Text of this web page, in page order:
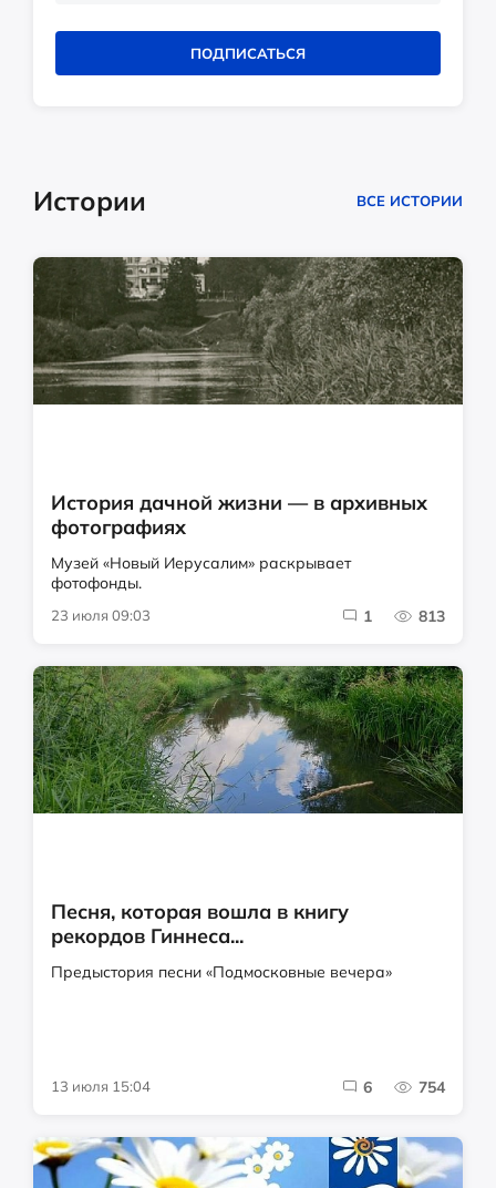
ПОДПИСАТЬСЯ
Истории ВСЕ ИСТОРИИ
История дачной жизни — в архивных
фотографиях
Музей «Новый Иерусалим» раскрывает
фотофонды.
23 июля 09:03 1 813
Песня, которая вошла в книгу
рекордов Гиннеса...
Предыстория песни «Подмосковные вечера»
13 июля 15:04 6 754